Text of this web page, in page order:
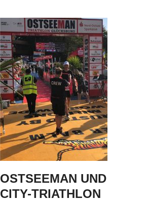
OSTSEEMAN UND
CITY-TRIATHLON